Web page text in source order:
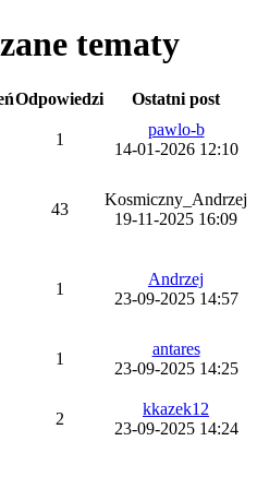
tematy
Odpowiedzi
Ostatni post
1
pawlo-b
14-01-2026 12:10
43
Kosmiczny_Andrzej
19-11-2025 16:09
1
Andrzej
23-09-2025 14:57
1
antares
23-09-2025 14:25
2
kkazek12
23-09-2025 14:24